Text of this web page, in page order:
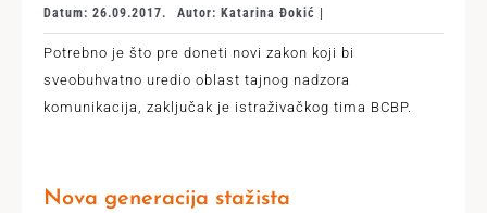
Datum: 26.09.2017. Autor: Katarina Đokić |
Potrebno je što pre doneti novi zakon koji bi
sveobuhvatno uredio oblast tajnog nadzora
komunikacija, zaključak je istraživačkog tima BCBP.
Nova generacija stažista